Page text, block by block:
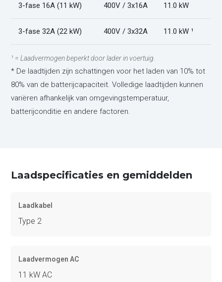
3-fase 16A (11 kW) 400V / 3x16A 11.0 kW
3-fase 32A (22 kW) 400V / 3x32A 11.0 kW ¹
¹ = Laadvermogen beperkt door lader in voertuig.
* De laadtijden zijn schattingen voor het laden van 10% tot
80% van de batterijcapaciteit. Volledige laadtijden kunnen
variëren afhankelijk van omgevingstemperatuur,
batterijconditie en andere factoren.
Laadspecificaties en gemiddelden
Laadkabel
Type 2
Laadvermogen AC
11 kW AC